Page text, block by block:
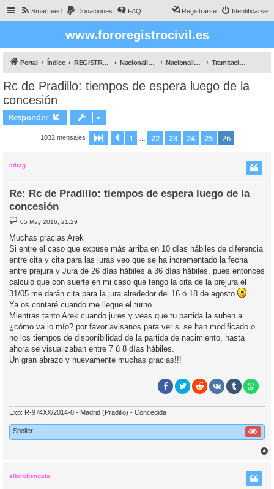
Smartfeed Donaciones FAQ Identificarse
Registrarse
www.fororegistrocivil.es
Portal Índice REGISTRO CIVIL Nacionalidad Nacionalidad por Residencia Tramitación por Registro Civil
Rc de Pradillo: tiempos de espera luego de la
concesión
Responder
1032 mensajes Página 26de26
Anterior
1 22 23 24 25 26
atitag
Re: Rc de Pradillo: tiempos de espera luego de la
concesión
M
e
s
a
e
05 May 2016, 21:29
Muchas gracias Arek
Si entre el caso que expuse más arriba en 10 días hábiles de diferencia
entre cita y cita para las juras veo que se ha incrementado la fecha
entre prejura y Jura de 26 días hábiles a 36 días hábiles, pues entonces
calculo que con suerte en mi caso que tengo la cita de la prejura el
31/05 me darán cita para la jura alrededor del 16 ó 18 de agosto
Ya os contaré cuando me llegue el turno.
Mientras tanto Arek cuando jures y veas que tu partida la suben a
¿cómo va lo mío? por favor avisanos para ver si se han modificado o
no los tiempos de disponibilidad de la partida de nacimiento, hasta
ahora se visualizaban entre 7 ú 8 días hábiles.
Un gran abrazo y nuevamente muchas gracias!!!
Exp: R-974XX/2014-0 - Madrid (Pradillo) - Concedida
Spoiler
eltorobengala